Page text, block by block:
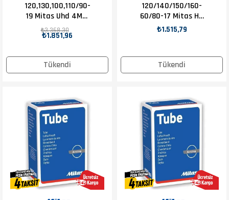
Tükendi
120,130,100,110/90-
19 Mitas Uhd 4Mm
Arka İç Lastik
₺1.851,96
₺3.368,30
Tükendi
120/140/150/160-
60/80-17 Mitas Hd
2Mm İç Lastik
₺1.515,79